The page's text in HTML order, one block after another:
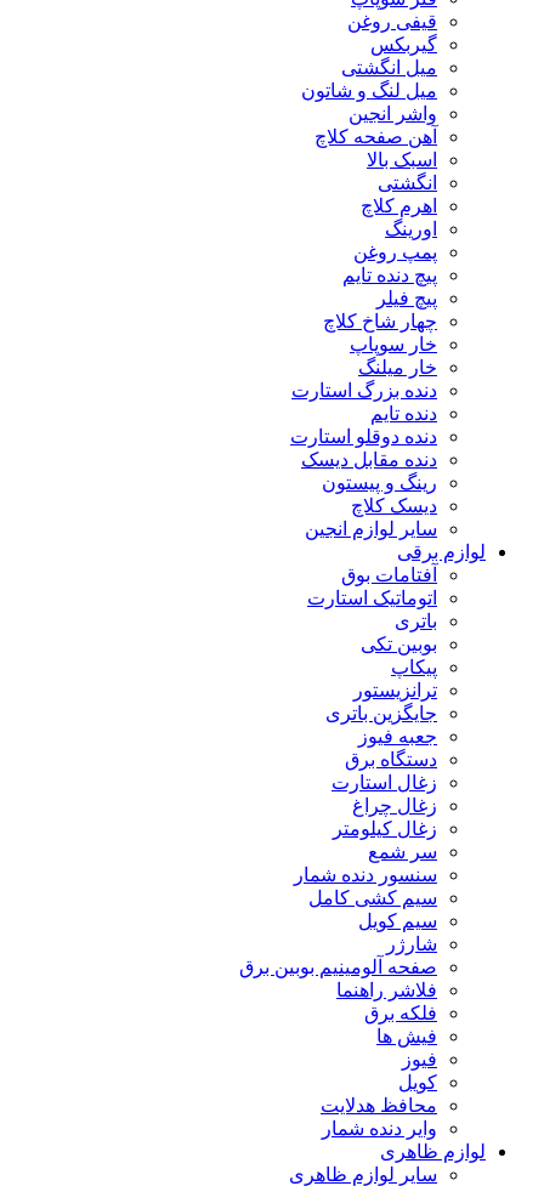
قیفی روغن
گیربکس
میل انگشتی
میل لنگ و شاتون
واشر انجین
آهن صفحه کلاچ
اسبک بالا
انگشتی
اهرم کلاچ
اورینگ
پمپ روغن
پیچ دنده تایم
پیچ فیلر
چهار شاخ کلاچ
خار سوپاپ
خار میلنگ
دنده بزرگ استارت
دنده تایم
دنده دوقلو استارت
دنده مقابل دیسک
رینگ و پیستون
دیسک کلاچ
سایر لوازم انجین
لوازم برقی
آفتامات بوق
اتوماتیک استارت
باتری
بوبین تکی
پیکاپ
ترانزیستور
جایگزین باتری
جعبه فیوز
دستگاه برق
زغال استارت
زغال چراغ
زغال کیلومتر
سر شمع
سنسور دنده شمار
سیم کشی کامل
سیم کویل
شارژر
صفحه آلومینیم بوبین برق
فلاشر راهنما
فلکه برق
فیش ها
فیوز
کویل
محافظ هدلایت
وایر دنده شمار
لوازم ظاهری
سایر لوازم ظاهری